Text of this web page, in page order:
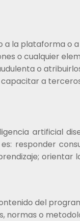
a la plataforma o
o cualquier
o
a
artificial
responder
del
normas o